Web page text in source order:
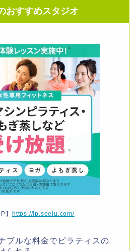
おすすめスタジオ
】 https://lp.soelu.com/
ブルな料金でピラティスの